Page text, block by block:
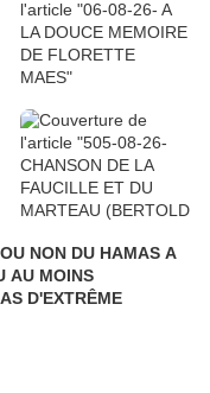
NON DU HAMAS A
AU MOINS